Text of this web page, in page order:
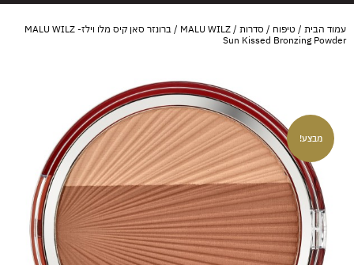
עמוד הבית / טיפוח / סדרות /
MALU WILZ
/ ברונזר סאן קיס מלו וילז- MALU WILZ
Sun Kissed Bronzing Powder
מבצע!